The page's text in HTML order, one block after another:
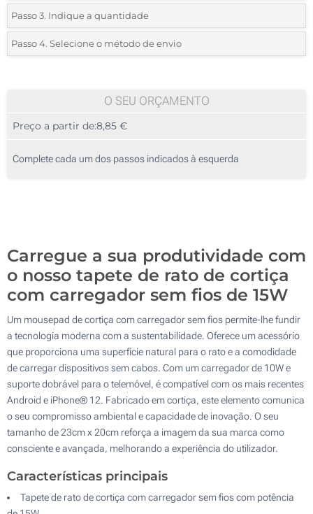
*Selecione o tipo de marcação e as cores do logotipo:
1 Cor (Na parte superior)
3 Cores (Na parte superior)
Passo 3. Indique a quantidade
*Quantidade mínima:5
10
25
Passo 4. Selecione o método de envio
O SEU ORÇAMENTO
Preço a partir de:8,85 €
Complete cada um dos passos indicados à esquerda
Carregue a sua produtividade com
o nosso tapete de rato de cortiça
com carregador sem fios de 15W
Um mousepad de cortiça com carregador sem fios permite-lhe fundir
a tecnologia moderna com a sustentabilidade. Oferece um acessório
que proporciona uma superfície natural para o rato e a comodidade
de carregar dispositivos sem cabos. Com um carregador de 10W e
suporte dobrável para o telemóvel, é compatível com os mais recentes
Android e iPhone® 12. Fabricado em cortiça, este elemento comunica
o seu compromisso ambiental e capacidade de inovação. O seu
tamanho de 23cm x 20cm reforça a imagem da sua marca como
consciente e avançada, melhorando a experiência do utilizador.
Características principais
Tapete de rato de cortiça com carregador sem fios com potência